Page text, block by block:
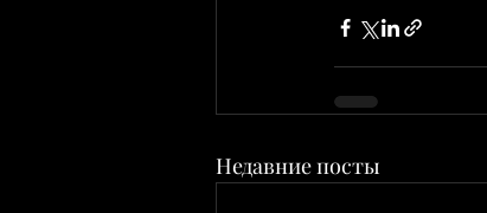
Недавние посты